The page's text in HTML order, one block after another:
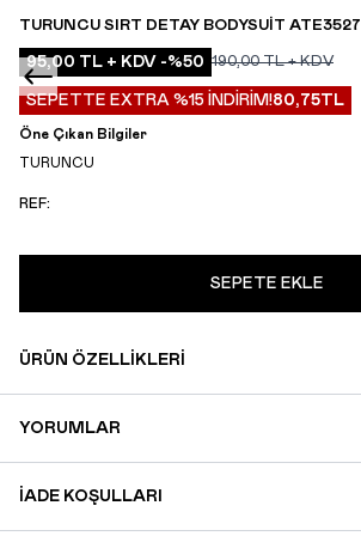
TURUNCU SIRT DETAY BODYSUIT ATE3527
95,00 TL + KDV -%50 190,00TL + KDV
SEPETTE EXTRA %15 İNDİRİM!80,75TL
Öne Çıkan Bilgiler
TURUNCU
REF:
SEPETE EKLE
ÜRÜN ÖZELLIKLERI
YORUMLAR
İADE KOŞULLARI